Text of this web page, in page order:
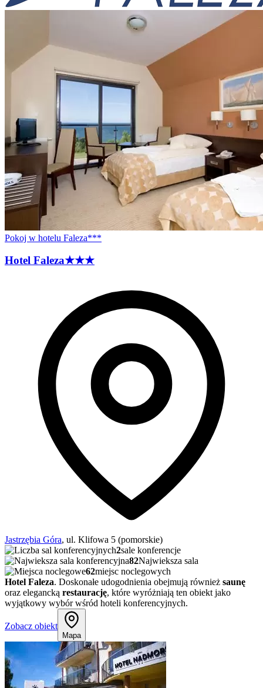
Pokoj w hotelu Faleza***
Hotel Faleza★★★
Jastrzębia Góra, ul. Klifowa 5 (pomorskie)
2sale konferencje
82Najwieksza sala
62miejsc noclegowych
Hotel Faleza. Doskonałe udogodnienia obejmują również saunę
oraz elegancką restaurację, które wyróżniają ten obiekt jako
wyjątkowy wybór wśród hoteli konferencyjnych.
Zobacz obiekt
Mapa